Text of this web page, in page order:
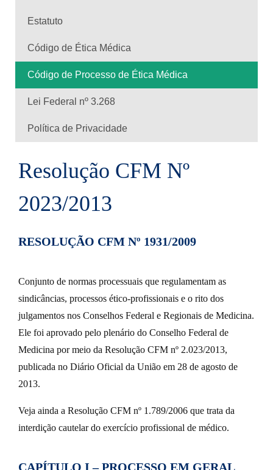
Estatuto
Código de Ética Médica
Código de Processo de Ética Médica
Lei Federal nº 3.268
Política de Privacidade
Resolução CFM Nº
2023/2013
RESOLUÇÃO CFM Nº 1931/2009
Conjunto de normas processuais que regulamentam as
sindicâncias, processos ético-profissionais e o rito dos
julgamentos nos Conselhos Federal e Regionais de Medicina.
Ele foi aprovado pelo plenário do Conselho Federal de
Medicina por meio da Resolução CFM nº 2.023/2013,
publicada no Diário Oficial da União em 28 de agosto de
2013.
Veja ainda a Resolução CFM nº 1.789/2006 que trata da
interdição cautelar do exercício profissional de médico.